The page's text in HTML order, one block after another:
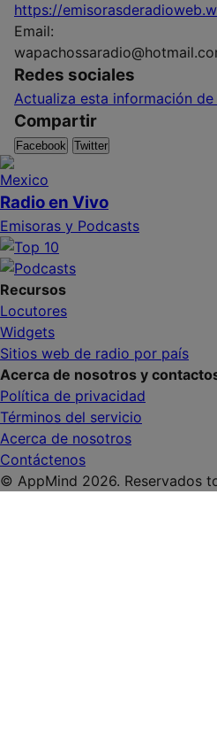
https://
Email:
Redes sociales
Actualiza esta información de
Compartir
Facebook Twitter
Radio en Vivo
Emisoras y Podcasts
Recursos
Locutores
Widgets
Sitios web de radio por país
Acerca de nosotros y
Política de privacidad
Términos del servicio
Acerca de nosotros
Contáctenos
© AppMind 2026. Reservados